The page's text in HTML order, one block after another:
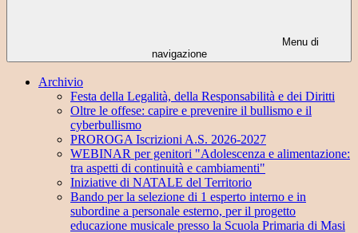
Menu di
navigazione
Archivio
Festa della Legalità, della Responsabilità e dei Diritti
Oltre le offese: capire e prevenire il bullismo e il
cyberbullismo
PROROGA Iscrizioni A.S. 2026-2027
WEBINAR per genitori "Adolescenza e alimentazione:
tra aspetti di continuità e cambiamenti"
Iniziative di NATALE del Territorio
Bando per la selezione di 1 esperto interno e in
subordine a personale esterno, per il progetto
educazione musicale presso la Scuola Primaria di Masi